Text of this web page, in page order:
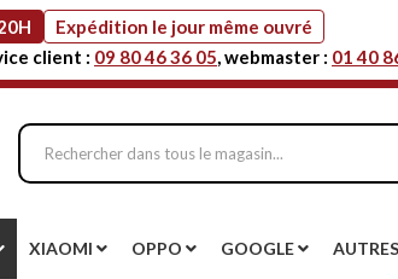
Expédition le jour même ouvré
client : 09 80 46 36 05, webmaster : 01 40
XIAOMI OPPO GOOGLE AUTRES